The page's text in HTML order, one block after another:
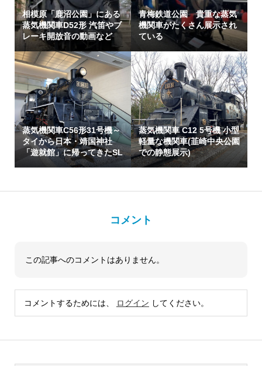
相模原「鹿沼公園」にある
蒸気機関車D52形 汽笛やブ
レーキ開放音の動画など
青梅鉄道公園 貴重な蒸気
機関車がたくさん展示され
ている
蒸気機関車C56形31号機～
タイから日本・靖国神社
「遊就館」に帰ってきたSL
蒸気機関車 C12 5号機 小型
軽量な機関車(韮崎中央公園
での静態展示)
コメント
この記事へのコメントはありません。
コメントするためには、 ログイン してください。